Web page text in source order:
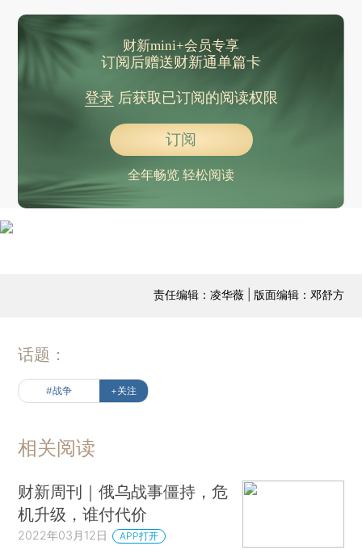
财新mini+会员专享
订阅后赠送财新通单篇卡
登录后获取已订阅的阅读权限
订阅
全年畅览 轻松阅读
责任编辑：凌华薇 | 版面编辑：邓舒方
话题：
#战争 +关注
相关阅读
财新周刊｜俄乌战事僵持，危
机升级，谁付代价
2022年03月12日 APP打开